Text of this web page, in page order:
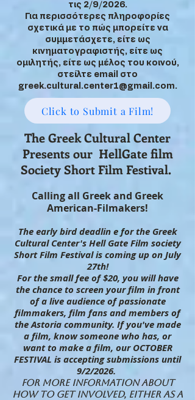
τις 2/9/2026.
Για περισσότερες πληροφορίες
σχετικά με το πώς μπορείτε να
συμμετάσχετε, είτε ως
κινηματογραφιστής, είτε ως
ομιλητής, είτε ως μέλος του κοινού,
στείλτε email στο
greek.cultural.center1@gmail.com.
Click to Submit a Film!
The Greek Cultural Center
Presents our HellGate film
Society Short Film Festival.
Calling all Greek and Greek
American-Filmakers!
The early bird deadlin e for the Greek
Cultural Center's Hell Gate Film society
Short Film Festival is coming up on July
27th!
For the small fee of $20, you will have
the chance to screen your film in front
of a live audience of passionate
filmmakers, film fans and members of
the Astoria community. If you've made
a film, know someone who has, or
want to make a film, our OCTOBER
FESTIVAL is accepting submissions until
9/2/2026.
For more information about
how to get involved, either as a